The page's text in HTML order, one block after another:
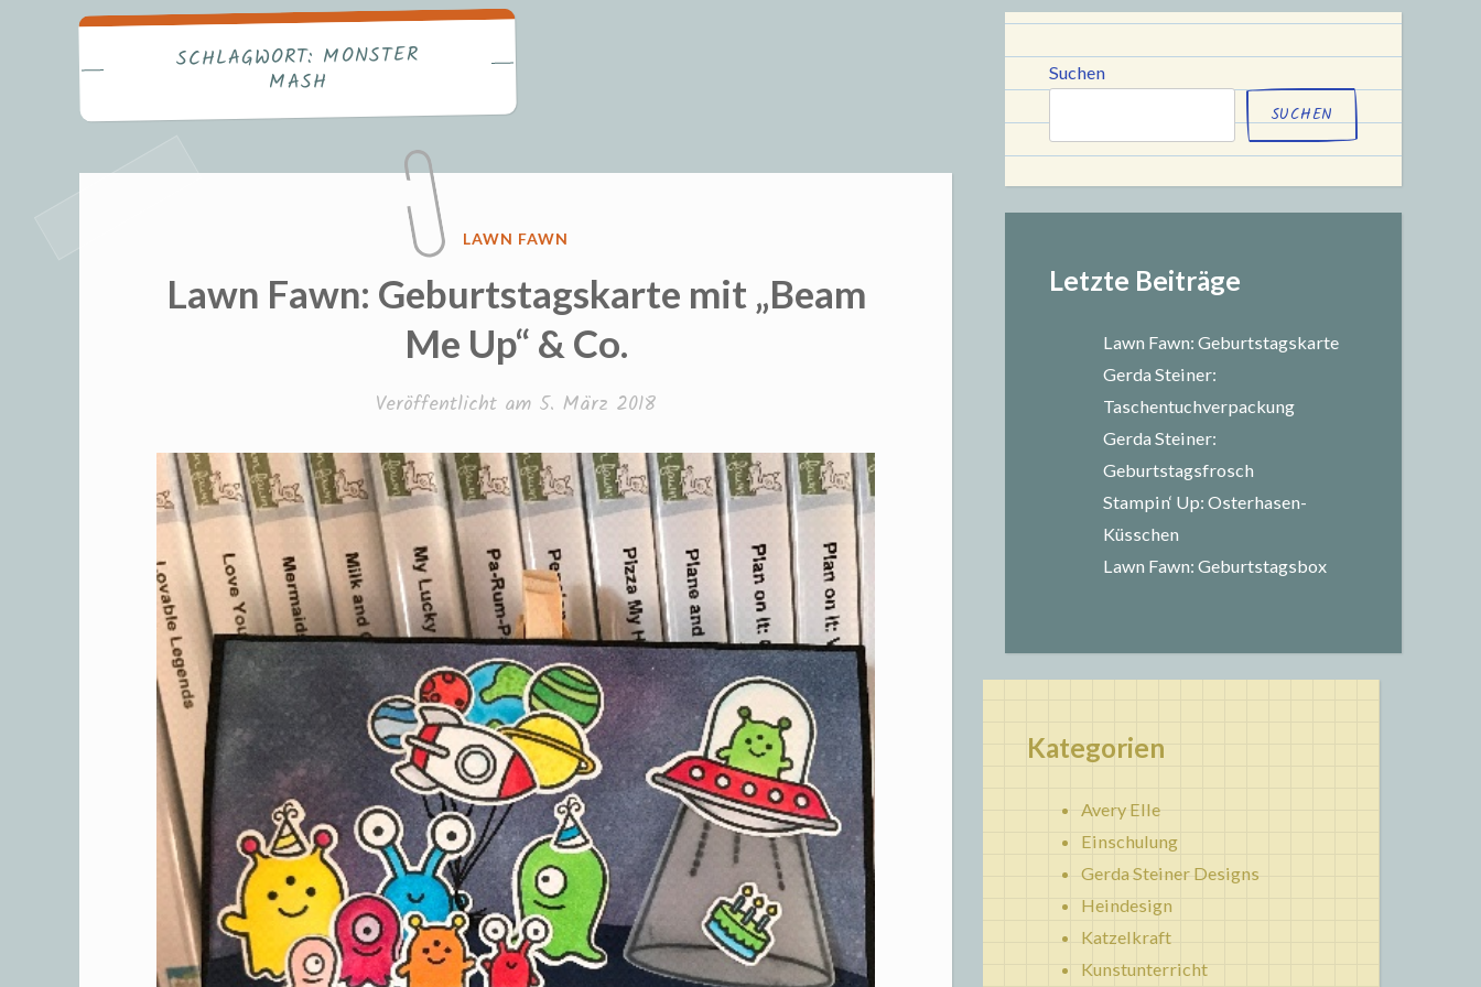
Freizeit und Schule
SCHLAGWORT: MONSTER
MASH
VERÖFFENTLICHT
LAWN FAWN
Lawn Fawn: Geburtstagskarte mit „Beam
Me Up“ & Co.
Veröffentlicht am 5. März 2018
Suchen
SUCHEN
Letzte Beiträge
Lawn Fawn: Geburtstagskarte
Gerda Steiner:
Taschentuchverpackung
Gerda Steiner:
Geburtstagsfrosch
Stampin‘ Up: Osterhasen-
Küsschen
Lawn Fawn: Geburtstagsbox
Kategorien
Avery Elle
Einschulung
Gerda Steiner Designs
Heindesign
Katzelkraft
Kunstunterricht